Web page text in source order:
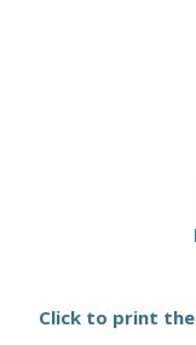
Click to print